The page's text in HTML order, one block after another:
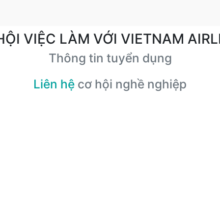
VIỆC LÀM VỚI VIETNAM
Thông tin tuyển dụng
Liên hệ cơ hội nghề nghiệp